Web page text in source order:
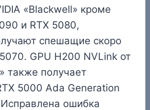
«Blackwell» кроме
и RTX 5080,
спешащие скоро
GPU H200 NVLink от
также получает
5000 Ada Generation
ошибка